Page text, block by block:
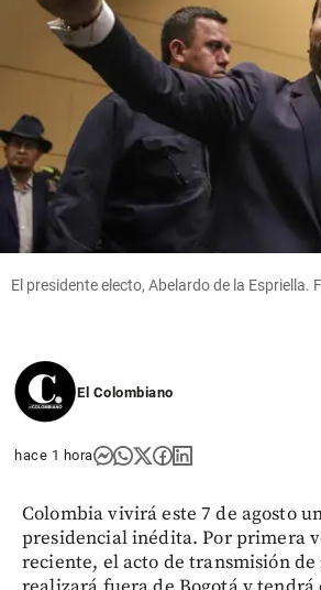
El presidente electo, Abelardo de la Espriella.
El Colombiano
hace 1 hora
Colombia vivirá este 7 de agosto
presidencial inédita. Por primera
reciente, el acto de transmisión de